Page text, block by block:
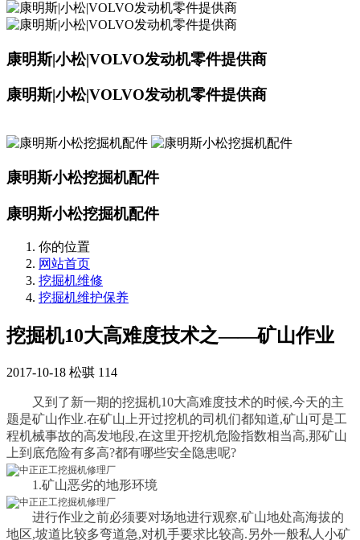
康明斯|小松|VOLVO发动机零件提供商
康明斯|小松|VOLVO发动机零件提供商
康明斯小松挖掘机配件
康明斯小松挖掘机配件
你的位置
网站首页
挖掘机维修
挖掘机维护保养
挖掘机10大高难度技术之——矿山作业
2017-10-18 松骐 114
又到了新一期的挖掘机10大高难度技术的时候,今天的主
题是矿山作业.在矿山上开过挖机的司机们都知道,矿山可是工
程机械事故的高发地段,在这里开挖机危险指数相当高,那矿山
上到底危险有多高?都有哪些安全隐患呢?
1.矿山恶劣的地形环境
进行作业之前必须要对场地进行观察,矿山地处高海拔的
地区,坡道比较多弯道急,对机手要求比较高.另外一般私人小矿